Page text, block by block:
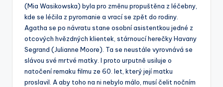
(Mia Wasikowska) byla pro změnu propuštěna z léčebny,
kde se léčila z pyromanie a vrací se zpět do rodiny.
Agatha se po návratu stane osobní asistentkou jedné z
otcových hvězdných klientek, stárnoucí herečky Havany
Segrand (Julianne Moore). Ta se neustále vyrovnává se
slávou své mrtvé matky. I proto urputně usiluje o
natočení remaku filmu ze 60. let, který její matku
proslavil. A aby toho na ni nebylo málo, musí čelit nočním